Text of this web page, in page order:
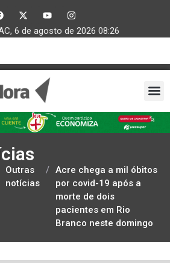
6 de agosto de 2026 08:26
Outras
notícias
/ Acre chega a mil óbitos
por covid-19 após a
morte de dois
pacientes em Rio
Branco neste domingo